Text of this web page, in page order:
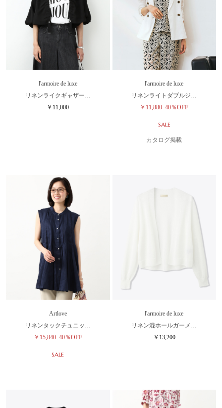
l'armoire de luxe
リネンライクギャザー…
￥11,000
l'armoire de luxe
リネンライトダブルジ…
￥11,880 40％OFF
SALE
カタログ掲載
Artlove
リネンタックチュニッ…
￥15,840 40％OFF
SALE
l'armoire de luxe
リネン混ホールガーメ…
￥13,200